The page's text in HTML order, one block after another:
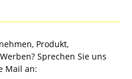
Produkt,
Sprechen Sie uns
Mail an: